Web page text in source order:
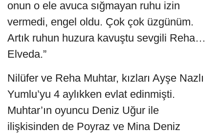
onun o ele avuca sığmayan ruhu izin
vermedi, engel oldu. Çok çok üzgünüm.
Artık ruhun huzura kavuştu sevgili Reha…
Elveda.”
Nilüfer ve Reha Muhtar, kızları Ayşe Nazlı
Yumlu’yu 4 aylıkken evlat edinmişti.
Muhtar’ın oyuncu Deniz Uğur ile
ilişkisinden de Poyraz ve Mina Deniz